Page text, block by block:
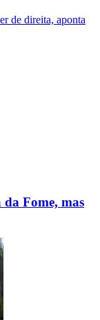
de direita, aponta
Fome, mas